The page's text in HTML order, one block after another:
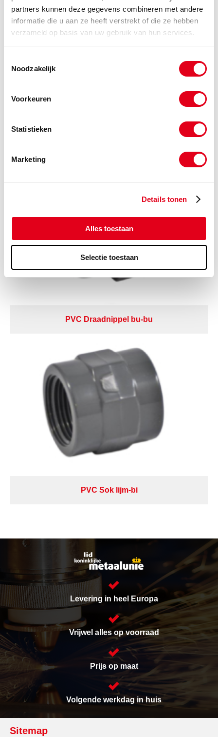
partners kunnen deze gegevens combineren met andere
informatie die u aan ze heeft verstrekt of die ze hebben
verzameld op basis van uw gebruik van hun services.
Noodzakelijk
Voorkeuren
Statistieken
Marketing
Details tonen
Alles toestaan
Selectie toestaan
PVC Draadnippel bu-bu
PVC Sok lijm-bi
Levering in heel Europa
Vrijwel alles op voorraad
Prijs op maat
Volgende werkdag in huis
Sitemap